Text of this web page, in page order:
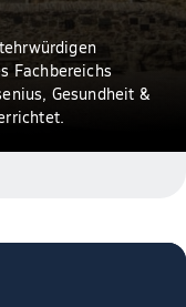
Fachbereichs
Gesundheit &